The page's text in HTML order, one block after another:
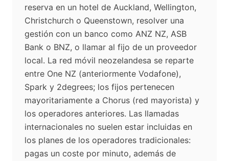
reserva en un hotel de Auckland, Wellington,
Christchurch o Queenstown, resolver una
gestión con un banco como ANZ NZ, ASB
Bank o BNZ, o llamar al fijo de un proveedor
local. La red móvil neozelandesa se reparte
entre One NZ (anteriormente Vodafone),
Spark y 2degrees; los fijos pertenecen
mayoritariamente a Chorus (red mayorista) y
los operadores anteriores. Las llamadas
internacionales no suelen estar incluidas en
los planes de los operadores tradicionales:
pagas un coste por minuto, además de